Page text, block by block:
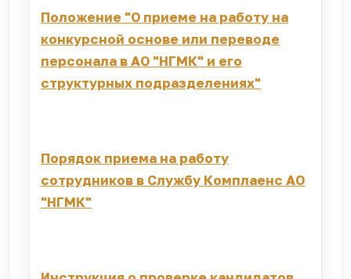
Положение "О приеме на работу на
конкурсной основе или переводе
персонала в АО "НГМК" и его
структурных подразделениях"
Порядок приема на работу
сотрудников в Службу Комплаенс АО
"НГМК"